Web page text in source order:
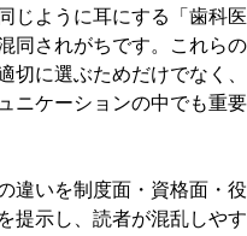
じように耳にする「歯科医
同されがちです。これらの
切に選ぶためだけでなく、
ニケーションの中でも重要
違いを制度面・資格面・役
提示し、読者が混乱しやす